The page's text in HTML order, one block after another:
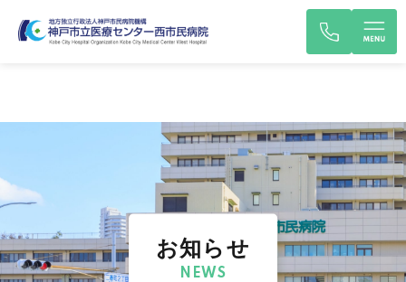
お知らせ
NEWS